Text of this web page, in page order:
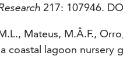
217: 107946.
Mateus, M.Â.F.,
coastal lagoon nursery